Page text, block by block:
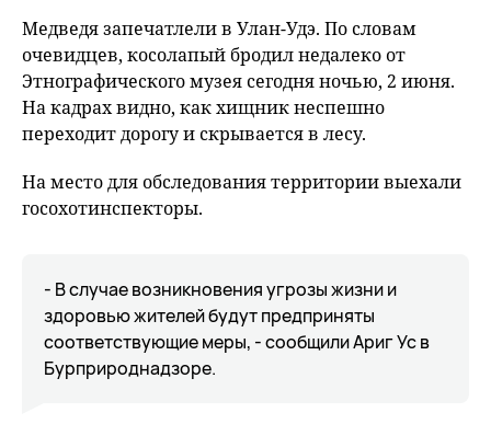
Медведя запечатлели в Улан-Удэ. По словам
очевидцев, косолапый бродил недалеко от
Этнографического музея сегодня ночью, 2 июня.
На кадрах видно, как хищник неспешно
переходит дорогу и скрывается в лесу.
На место для обследования территории выехали
госохотинспекторы.
- В случае возникновения угрозы жизни и
здоровью жителей будут предприняты
соответствующие меры, - сообщили Ариг Ус в
Бурприроднадзоре.